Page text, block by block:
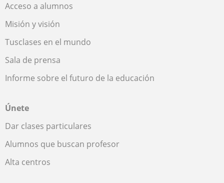
Acceso a alumnos
Misión y visión
Tusclases en el mundo
Sala de prensa
Informe sobre el futuro de la educación
Únete
Dar clases particulares
Alumnos que buscan profesor
Alta centros